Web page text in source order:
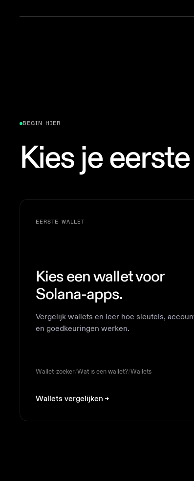
BEGIN HIER
Kies je
EERSTE WALLET
Kies een wallet voor
Solana-apps.
Vergelijk wallets en leer hoe sleutels,
en goedkeuringen werken.
Wallet-zoeker/Wat is een wallet?/Wallets
Wallets vergelijken